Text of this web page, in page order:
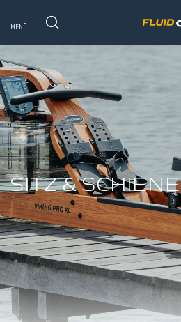
MENÜ
SITZ &